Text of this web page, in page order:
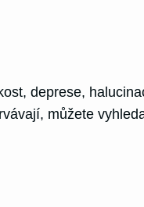
deprese,
můžete